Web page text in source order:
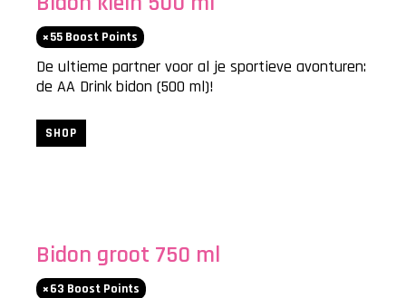
55 Boost Points
De ultieme partner voor al je sportieve avonturen:
de AA Drink bidon (500 ml)!
SHOP
Bidon groot 750 ml
63 Boost Points